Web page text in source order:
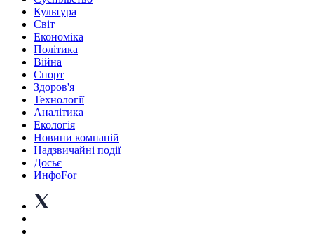
Культура
Світ
Економіка
Політика
Війна
Спорт
Здоров'я
Технології
Аналітика
Екологія
Новини компаній
Надзвичайні події
Досьє
ИнфоFor